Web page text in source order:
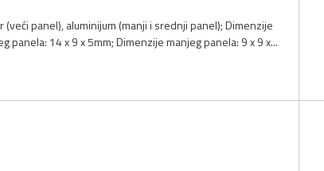
panel), aluminijum (manji i srednji panel); Dimenzije
14 x 9 x 5mm; Dimenzije manjeg panela: 9 x 9 x...